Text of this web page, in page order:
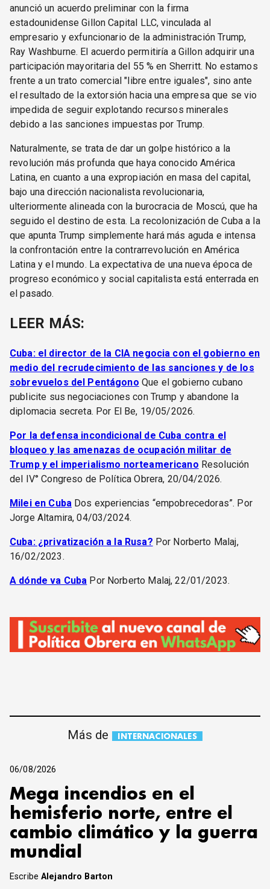
anunció un acuerdo preliminar con la firma
estadounidense Gillon Capital LLC, vinculada al
empresario y exfuncionario de la administración Trump,
Ray Washburne. El acuerdo permitiría a Gillon adquirir una
participación mayoritaria del 55 % en Sherritt. No estamos
frente a un trato comercial "libre entre iguales", sino ante
el resultado de la extorsión hacia una empresa que se vio
impedida de seguir explotando recursos minerales
debido a las sanciones impuestas por Trump.
Naturalmente, se trata de dar un golpe histórico a la
revolución más profunda que haya conocido América
Latina, en cuanto a una expropiación en masa del capital,
bajo una dirección nacionalista revolucionaria,
ulteriormente alineada con la burocracia de Moscú, que ha
seguido el destino de esta. La recolonización de Cuba a la
que apunta Trump simplemente hará más aguda e intensa
la confrontación entre la contrarrevolución en América
Latina y el mundo. La expectativa de una nueva época de
progreso económico y social capitalista está enterrada en
el pasado.
LEER MÁS:
Cuba: el director de la CIA negocia con el gobierno en
medio del recrudecimiento de las sanciones y de los
sobrevuelos del Pentágono Que el gobierno cubano
publicite sus negociaciones con Trump y abandone la
diplomacia secreta. Por El Be, 19/05/2026.
Por la defensa incondicional de Cuba contra el
bloqueo y las amenazas de ocupación militar de
Trump y el imperialismo norteamericano Resolución
del IV° Congreso de Política Obrera, 20/04/2026.
Milei en CubaDos experiencias “empobrecedoras”. Por
Jorge Altamira, 04/03/2024.
Cuba: ¿privatización a la Rusa? Por Norberto Malaj,
16/02/2023.
A dónde va Cuba Por Norberto Malaj, 22/01/2023.
Más de INTERNACIONALES
06/08/2026
Mega incendios en el
hemisferio norte, entre el
cambio climático y la guerra
mundial
EscribeAlejandro Barton